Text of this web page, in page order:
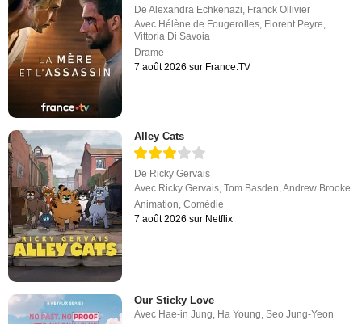
DeAlexandra Echkenazi Franck Ollivier
Avec Hélène de Fougerolles Florent Peyre
Vittoria Di Savoia
Drame
7 août 2026 sur France.TV
Alley Cats
De Ricky Gervais
Avec Ricky Gervais,Tom Basden,Andrew Brooke
Animation,Comédie
7 août 2026 sur Netflix
Our Sticky Love
Avec Hae-in Jung, Ha Young,Seo Jung-Yeon